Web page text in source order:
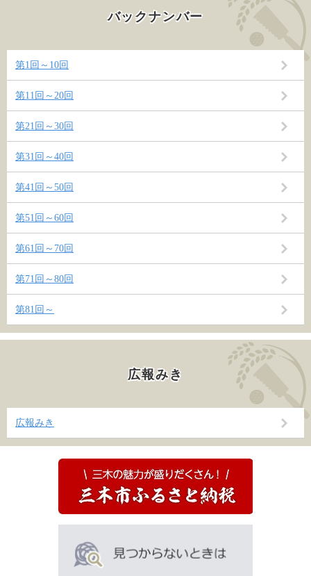
バックナンバー
第1回～10回
第11回～20回
第21回～30回
第31回～40回
第41回～50回
第51回～60回
第61回～70回
第71回～80回
第81回～
広報みき
広報みき